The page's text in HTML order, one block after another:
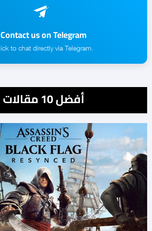
Contact us on Telegram
.Click to chat directly via Telegram
أفضل 10 مقالات